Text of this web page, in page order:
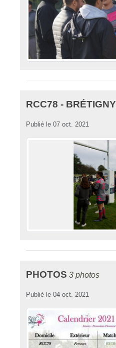
RCC78 - BRÉTIGNY
Publié le 07 oct. 2021
PHOTOS 3 photos
Publié le 04 oct. 2021